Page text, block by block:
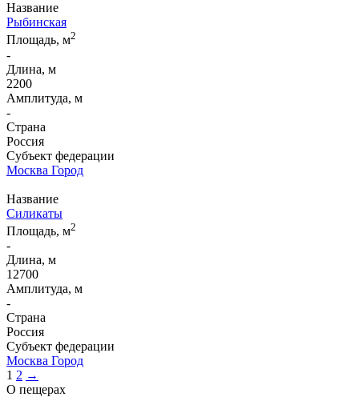
Название
Рыбинская
Площадь, м2
-
Длина, м
2200
Амплитуда, м
-
Страна
Россия
Субъект федерации
Москва Город
Название
Силикаты
Площадь, м2
-
Длина, м
12700
Амплитуда, м
-
Страна
Россия
Субъект федерации
Москва Город
1 2 →
О пещерах